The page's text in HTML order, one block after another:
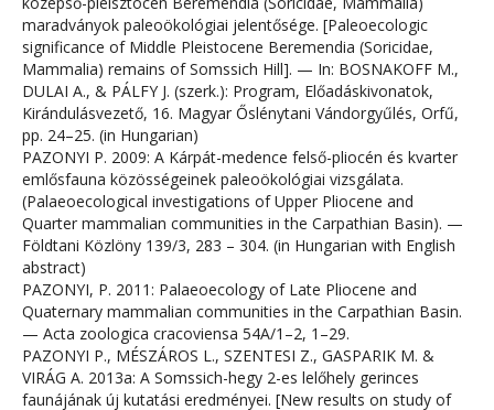
maradványok paleoökológiai jelentősége. [Paleoecologic
significance of Middle Pleistocene Beremendia (Soricidae,
Mammalia) remains of Somssich Hill]. — In: BOSNAKOFF M.,
DULAI A., & PÁLFY J. (szerk.): Program, Előadáskivonatok,
Kirándulásvezető, 16. Magyar Őslénytani Vándorgyűlés, Orfű,
pp. 24–25. (in Hungarian)
PAZONYI P. 2009: A Kárpát-medence felső-pliocén és kvarter
emlősfauna közösségeinek paleoökológiai vizsgálata.
(Palaeoecological investigations of Upper Pliocene and
Quarter mammalian communities in the Carpathian Basin). —
Földtani Közlöny 139/3, 283 – 304. (in Hungarian with English
abstract)
PAZONYI, P. 2011: Palaeoecology of Late Pliocene and
Quaternary mammalian communities in the Carpathian Basin.
— Acta zoologica cracoviensa 54A/1–2, 1–29.
PAZONYI P., MÉSZÁROS L., SZENTESI Z., GASPARIK M. &
VIRÁG A. 2013a: A Somssich-hegy 2-es lelőhely gerinces
faunájának új kutatási eredményei. [New results on study of